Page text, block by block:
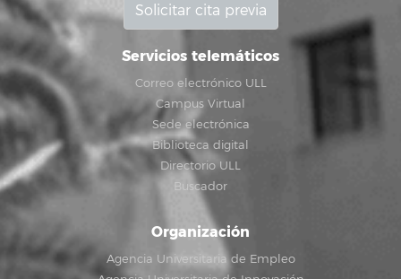
Solicitar cita previa
Servicios telemáticos
Correo electrónico ULL
Campus Virtual
Sede electrónica
Biblioteca digital
Directorio ULL
Buscador
Organización
Agencia Universitaria de Empleo